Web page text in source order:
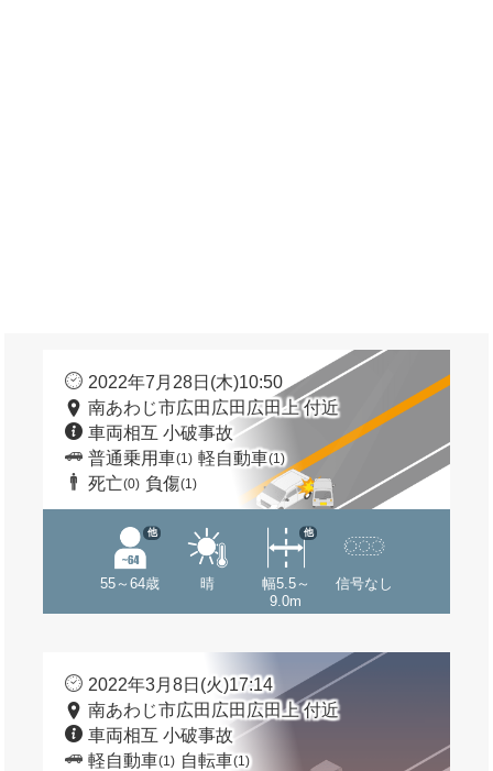
2022年7月28日(木)10:50
南あわじ市広田広田広田上 付近
車両相互 小破事故
普通乗用車(1) 軽自動車(1)
死亡(0) 負傷(1)
55～64歳
他
晴
幅5.5～
9.0m
他
信号なし
2022年3月8日(火)17:14
南あわじ市広田広田広田上 付近
車両相互 小破事故
軽自動車(1) 自転車(1)